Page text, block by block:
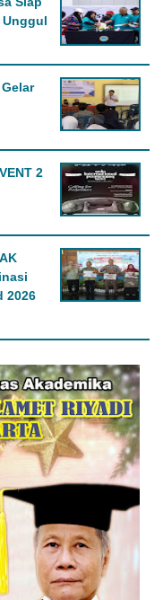
2
2026